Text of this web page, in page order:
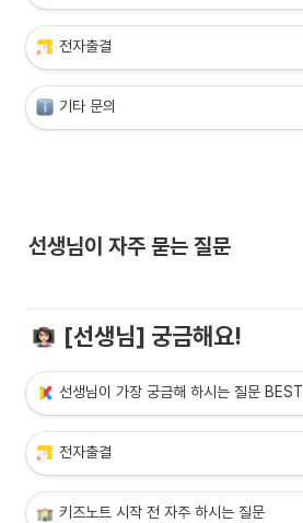
전자출결
기타 문의
선생님이 자주 묻는 질문
[선생님] 궁금해요!
선생님이 가장 궁금해 하시는 질문 BEST
전자출결
키즈노트 시작 전 자주 하시는 질문